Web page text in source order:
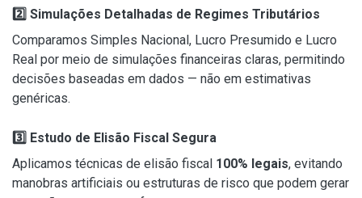
2️ ⃣ Simulações Detalhadas de Regimes Tributários
Comparamos Simples Nacional, Lucro Presumido e Lucro
Real por meio de simulações financeiras claras, permitindo
decisões baseadas em dados — não em estimativas
genéricas.
3️ ⃣ Estudo de Elisão Fiscal Segura
Aplicamos técnicas de elisão fiscal 100% legais, evitando
manobras artificiais ou estruturas de risco que podem gerar